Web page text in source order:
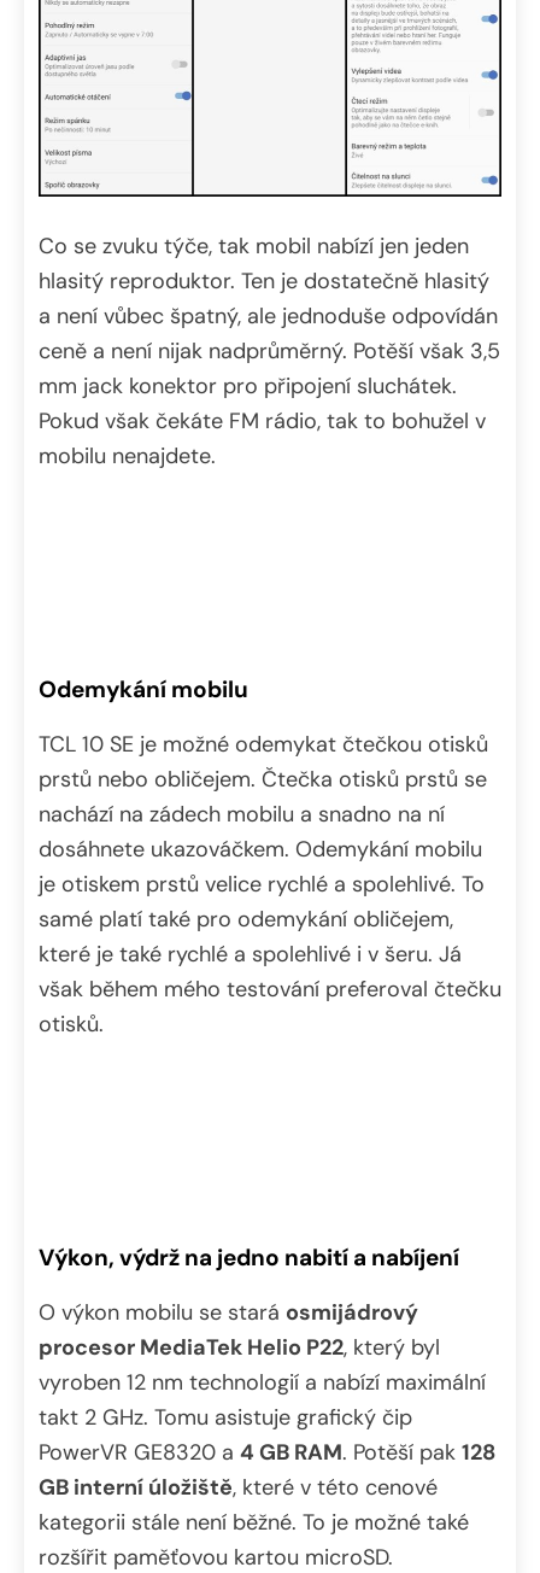
Co se zvuku týče, tak mobil nabízí jen jeden
hlasitý reproduktor. Ten je dostatečně hlasitý
a není vůbec špatný, ale jednoduše odpovídán
ceně a není nijak nadprůměrný. Potěší však 3,5
mm jack konektor pro připojení sluchátek.
Pokud však čekáte FM rádio, tak to bohužel v
mobilu nenajdete.
Odemykání mobilu
TCL 10 SE je možné odemykat čtečkou otisků
prstů nebo obličejem. Čtečka otisků prstů se
nachází na zádech mobilu a snadno na ní
dosáhnete ukazováčkem. Odemykání mobilu
je otiskem prstů velice rychlé a spolehlivé. To
samé platí také pro odemykání obličejem,
které je také rychlé a spolehlivé i v šeru. Já
však během mého testování preferoval čtečku
otisků.
Výkon, výdrž na jedno nabití a nabíjení
O výkon mobilu se stará osmijádrový
procesor MediaTek Helio P22, který byl
vyroben 12 nm technologií a nabízí maximální
takt 2 GHz. Tomu asistuje grafický čip
PowerVR GE8320 a 4 GB RAM. Potěší pak 128
GB interní úložiště, které v této cenové
kategorii stále není běžné. To je možné také
rozšířit paměťovou kartou microSD.